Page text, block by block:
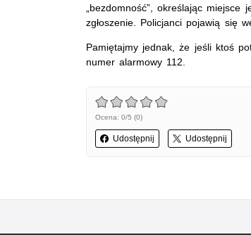
„bezdomność”, określając
zgłoszenie. Policjanci pojawią się
Pamiętajmy jednak, że jeśli ktoś
numer alarmowy 112.
Ocena: 0/5 (0)
Udostępnij Udostępnij